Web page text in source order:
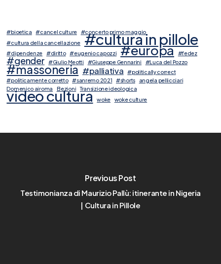
#bioetica #cancel culture
#concerto primo maggio
#cultura della cancellazione #cultura in pillole
#dipendenze #diritto #eugenio capozzi #europa #fedez
#gender #Giulio Meotti #Giuseppe Gennarini #Luca del Pozzo
#massoneria #palliativa
#politically correct
#politicamente corretto #sanremo 2021 #shorts
angela pellicciari
Domenico airoma
Elezioni Transizione ideologica
video cultura woke woke culture
Previous Post
Testimonianza di Maurizio Pallù: itinerante in Nigeria
| Cultura in Pillole